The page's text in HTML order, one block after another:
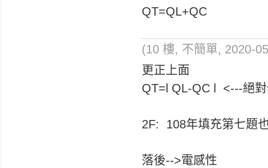
QT=QL+QC
(10 樓, 不簡單, 2020-
更正上面
QT=l QL-QC l <---絕
2F: 108年填充第七題
落後-->電感性